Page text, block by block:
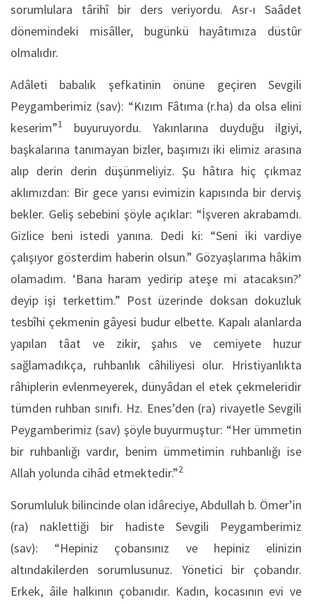
sorumlulara târihî bir ders veriyordu. Asr-ı Saâdet
dönemindeki misâller, bugünkü hayâtımıza düstûr
olmalıdır.
Adâleti babalık şefkatinin önüne geçiren Sevgili
Peygamberimiz (sav): “Kızım Fâtıma (r.ha) da olsa elini
keserim”1
buyuruyordu. Yakınlarına duyduğu ilgiyi,
başkalarına tanımayan bizler, başımızı iki elimiz arasına
alıp derin derin düşünmeliyiz. Şu hâtıra hiç çıkmaz
aklımızdan: Bir gece yarısı evimizin kapısında bir derviş
bekler. Geliş sebebini şöyle açıklar: “İşveren akrabamdı.
Gizlice beni istedi yanına. Dedi ki: “Seni iki vardiye
çalışıyor gösterdim haberin olsun.” Gözyaşlarıma hâkim
olamadım. ‘Bana haram yedirip ateşe mi atacaksın?’
deyip işi terkettim.” Post üzerinde doksan dokuzluk
tesbîhi çekmenin gâyesi budur elbette. Kapalı alanlarda
yapılan tâat ve zikir, şahıs ve cemiyete huzur
sağlamadıkça, ruhbanlık câhiliyesi olur. Hristiyanlıkta
râhiplerin evlenmeyerek, dünyâdan el etek çekmeleridir
tümden ruhban sınıfı. Hz. Enes’den (ra) rivayetle Sevgili
Peygamberimiz (sav) şöyle buyurmuştur: “Her ümmetin
bir ruhbanlığı vardır, benim ümmetimin ruhbanlığı ise
Allah yolunda cihâd etmektedir.”2
Sorumluluk bilincinde olan idâreciye, Abdullah b. Ömer’in
(ra) naklettiği bir hadiste Sevgili Peygamberimiz
(sav): “Hepiniz çobansınız ve hepiniz elinizin
altındakilerden sorumlusunuz. Yönetici bir çobandır.
Erkek, âile halkının çobanıdır. Kadın, kocasının evi ve